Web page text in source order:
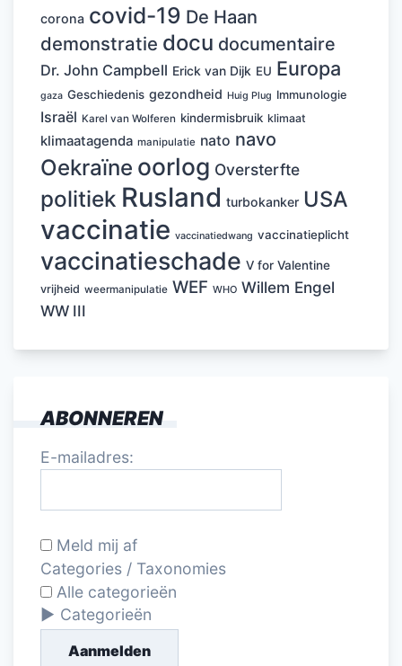
corona covid-19 De Haan
demonstratie docu documentaire
Dr. John Campbell Erick van Dijk EU Europa
gaza Geschiedenis gezondheid Huig Plug Immunologie
Israël Karel van Wolferen kindermisbruik klimaat
klimaatagenda manipulatie nato navo
Oekraïne oorlog Oversterfte
politiek Rusland turbokanker USA
vaccinatie vaccinatiedwang vaccinatieplicht
vaccinatieschade V for Valentine
vrijheid weermanipulatie WEF WHO Willem Engel
WW III
ABONNEREN
E-mailadres:
Meld mij af
Categories / Taxonomies
Alle categorieën
Categorieën
Aanmelden